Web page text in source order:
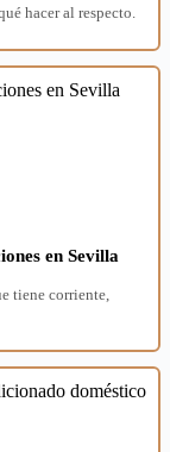
hacer al respecto.
en Sevilla
tiene corriente,